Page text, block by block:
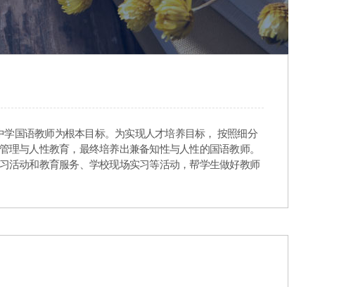
国语教师为根本目标。为实现人才培养目标， 按照细分
与人性教育，最终培养出兼备知性与人性的国语教师。
活动和教育服务、学校现场实习等活动，帮学生做好教师